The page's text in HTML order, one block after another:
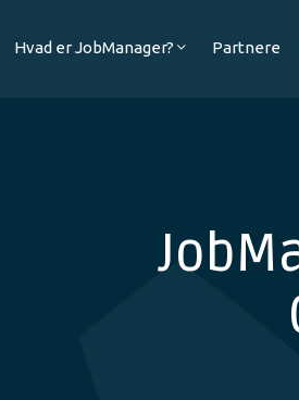
Hvad er JobManager? Partnere